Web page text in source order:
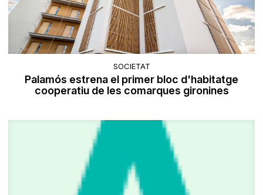
SOCIETAT
Palamós estrena el primer bloc d'habitatge
cooperatiu de les comarques gironines